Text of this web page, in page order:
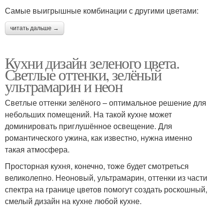
Самые выигрышные комбинации с другими цветами:
читать дальше →
Кухни дизайн зеленого цвета.
Светлые оттенки, зелёный
ультрамарин и неон
Светлые оттенки зелёного – оптимальное решение для
небольших помещений. На такой кухне может
доминировать приглушённое освещение. Для
романтического ужина, как известно, нужна именно
такая атмосфера.
Просторная кухня, конечно, тоже будет смотреться
великолепно. Неоновый, ультрамарин, оттенки из части
спектра на границе цветов помогут создать роскошный,
смелый дизайн на кухне любой кухне.